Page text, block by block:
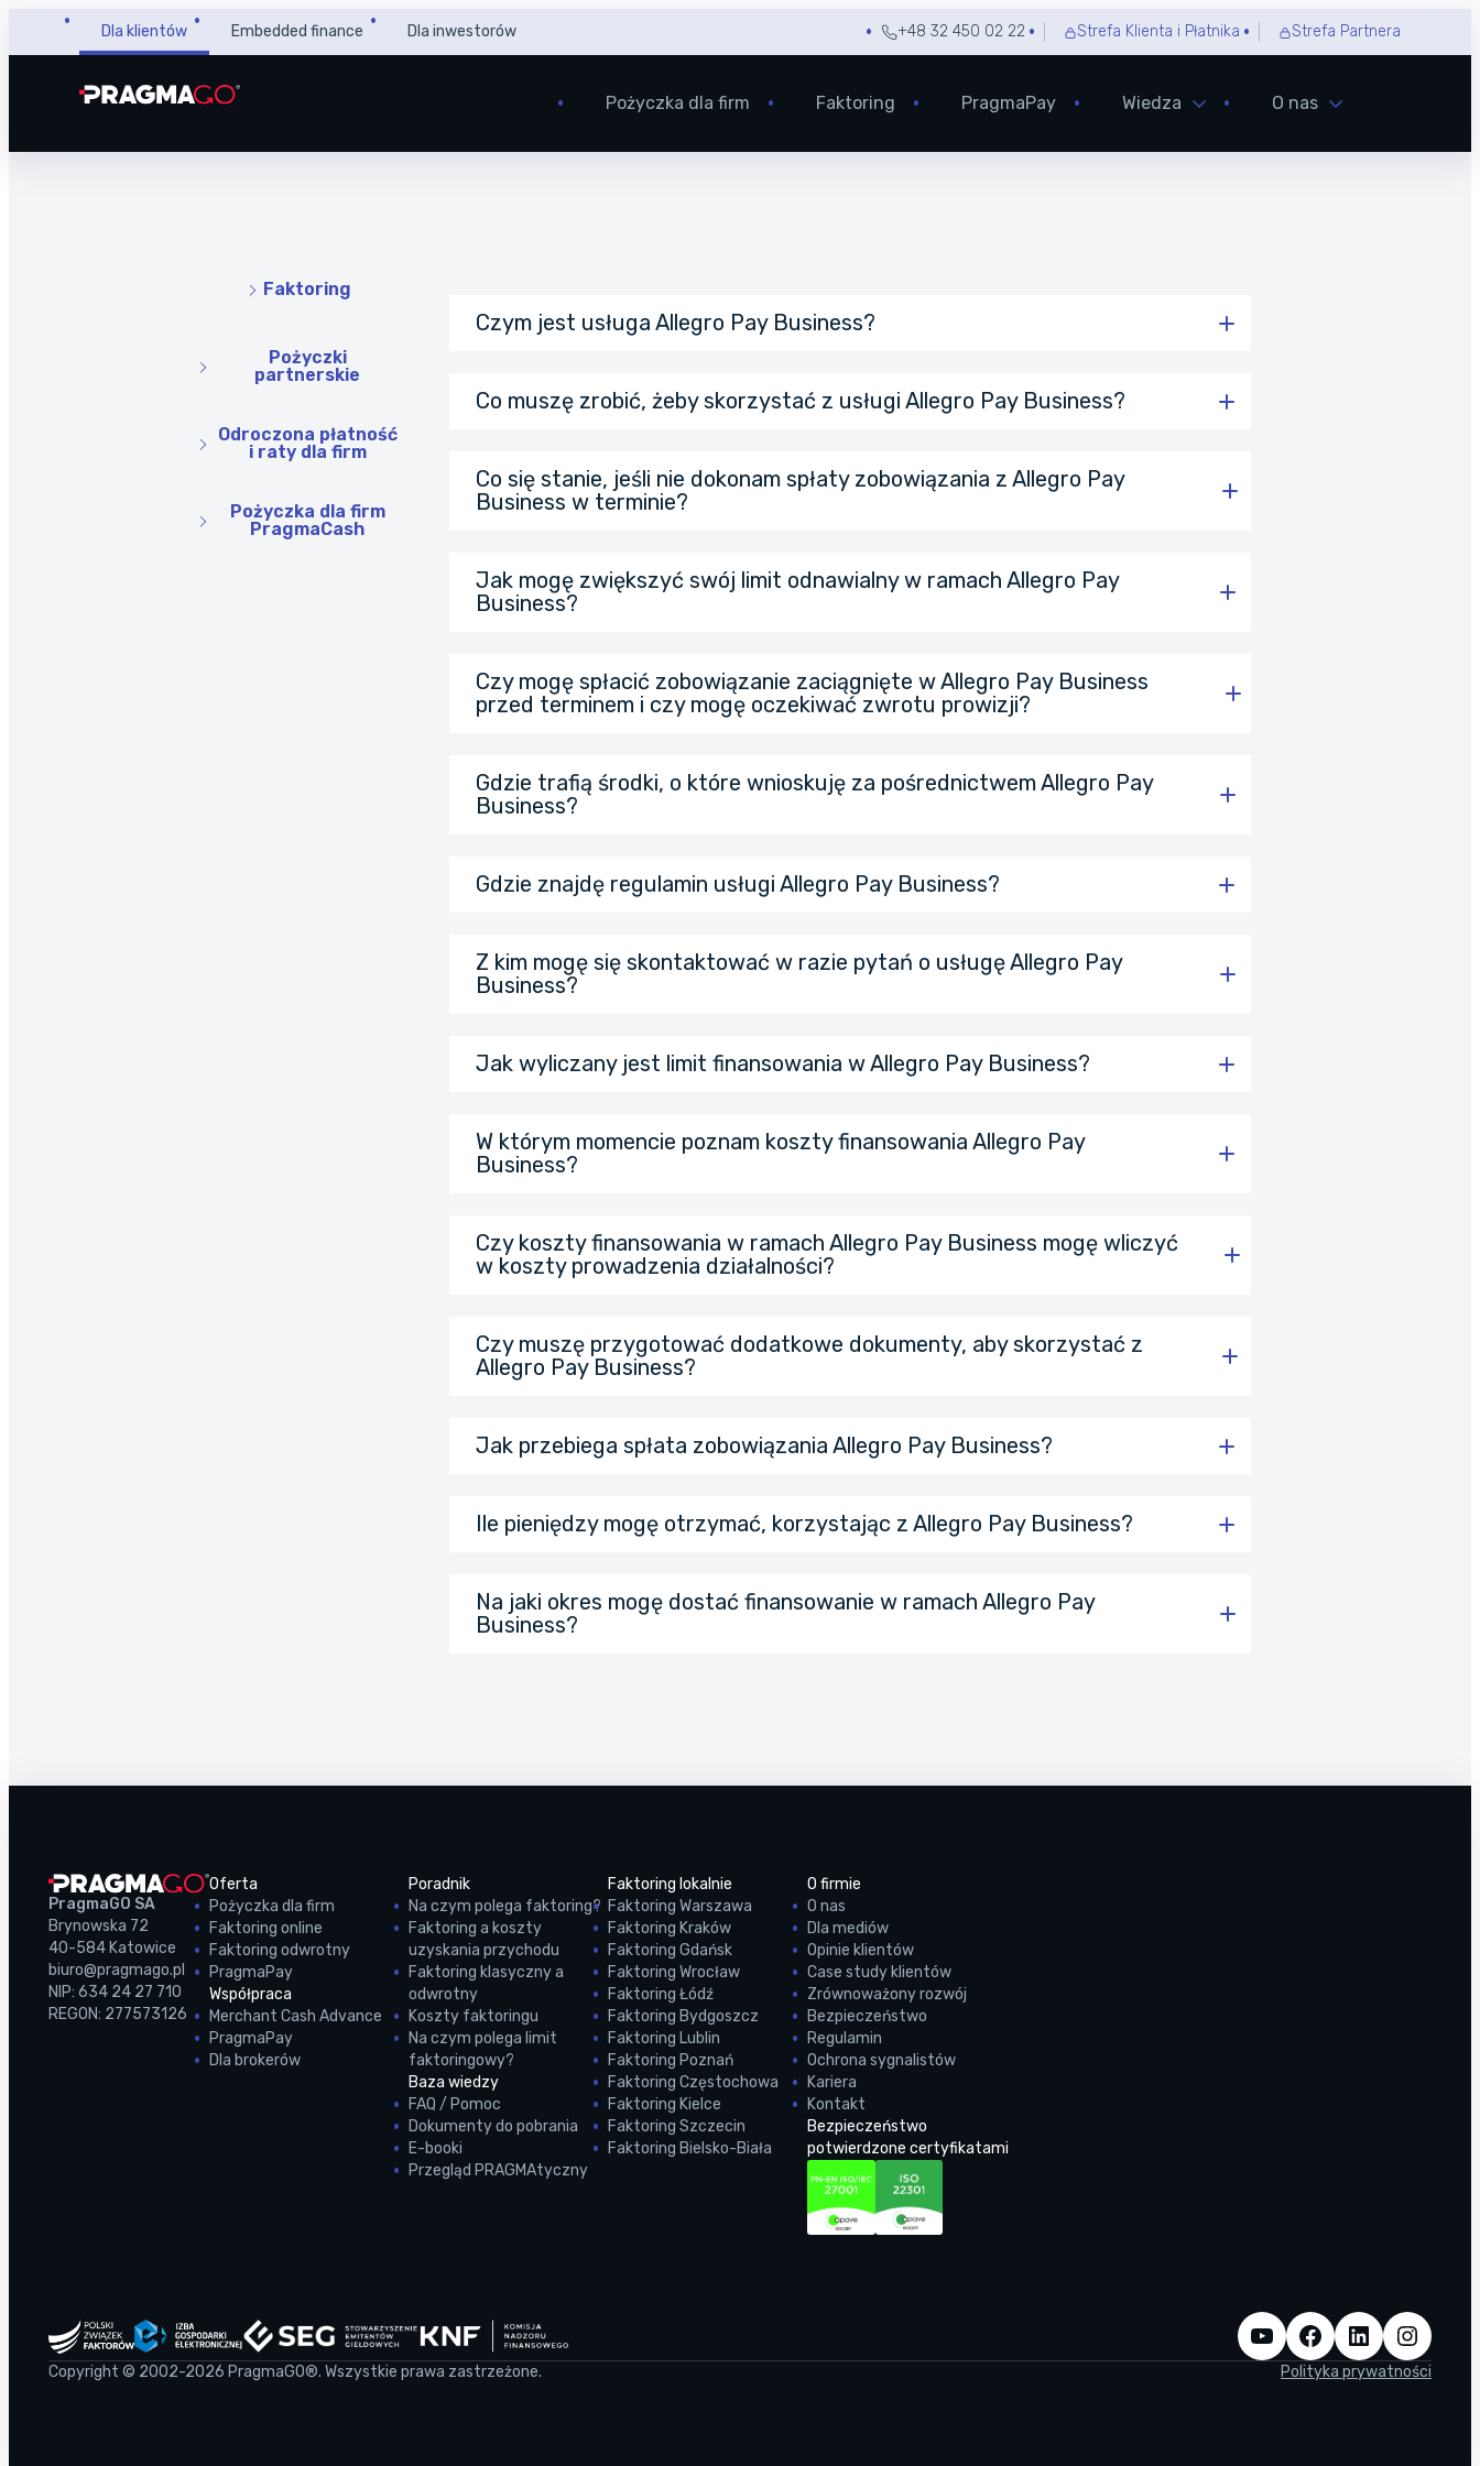
Dla klientów Embedded finance Dla inwestorów +48 32 450 02 22 Strefa Klienta i Płatnika Strefa Partnera
Pożyczka dla firm Faktoring PragmaPay Wiedza O nas
Faktoring
Pożyczki
partnerskie
Odroczona płatność
i raty dla firm
Pożyczka dla firm
PragmaCash
Czym jest usługa Allegro Pay Business?
do 30 dni bez dodatkowych opłat,
w ratach (jeżeli wartość zakupów od jednego sprzedawcy wyniesie min. 500 zł możesz
Co muszę zrobić, żeby skorzystać z usługi Allegro Pay Business?
na stronie Allegro Pay Business
Na stronie internetowej Allegro wybierzopcję zakupu na fakturę
iAllegro Pay Business
Towar otrzymasz od razu, a spłatę zrealizujesz w wybranym przez siebie terminie,
Co się stanie, jeśli nie dokonam spłaty zobowiązania z Allegro Pay
Business w terminie?
Jak mogę zwiększyć swój limit odnawialny w ramach Allegro Pay
Business?
Czy mogę spłacić zobowiązanie zaciągnięte w Allegro Pay Business
przed terminem i czy mogę oczekiwać zwrotu prowizji?
Gdzie trafią środki, o które wnioskuję za pośrednictwem Allegro Pay
Business?
Gdzie znajdę regulamin usługi Allegro Pay Business?
Z kim mogę się skontaktować w razie pytań o usługę Allegro Pay
Business?
formularz.
Jak wyliczany jest limit finansowania w Allegro Pay Business?
W którym momencie poznam koszty finansowania Allegro Pay
Business?
Czy koszty finansowania w ramach Allegro Pay Business mogę wliczyć
w koszty prowadzenia działalności?
Czy muszę przygotować dodatkowe dokumenty, aby skorzystać z
Allegro Pay Business?
Jak przebiega spłata zobowiązania Allegro Pay Business?
Wykonaj przelew bankowy na nasze konto:75 1140 1078 0000 4033 4900 1014
tytule podaj numery zamówień, które opłacasz).
Ile pieniędzy mogę otrzymać, korzystając z Allegro Pay Business?
Na jaki okres mogę dostać finansowanie w ramach Allegro Pay
Business?
PragmaGO SA
Brynowska 72
40-584 Katowice
biuro@pragmago.pl
NIP: 634 24 27 710
REGON: 277573126
Oferta
Pożyczka dla firm
Faktoring online
Faktoring odwrotny
PragmaPay
Współpraca
Merchant Cash Advance
PragmaPay
Dla brokerów
Poradnik
Na czym polega faktoring?
Faktoring a koszty
uzyskania przychodu
Faktoring klasyczny a
odwrotny
Koszty faktoringu
Na czym polega limit
faktoringowy?
Baza wiedzy
FAQ / Pomoc
Dokumenty do pobrania
E-booki
Przegląd PRAGMAtyczny
Faktoring lokalnie
Faktoring Warszawa
Faktoring Kraków
Faktoring Gdańsk
Faktoring Wrocław
Faktoring Łódź
Faktoring Bydgoszcz
Faktoring Lublin
Faktoring Poznań
Faktoring Częstochowa
Faktoring Kielce
Faktoring Szczecin
Faktoring Bielsko-Biała
O firmie
O nas
Dla mediów
Opinie klientów
Case study klientów
Zrównoważony rozwój
Bezpieczeństwo
Regulamin
Ochrona sygnalistów
Kariera
Kontakt
Bezpieczeństwo
potwierdzone certyfikatami
YouTubeFacebookLinkedInInstagram
Copyright © 2002-2026 PragmaGO®. Wszystkie prawa zastrzeżone.
Polityka prywatności